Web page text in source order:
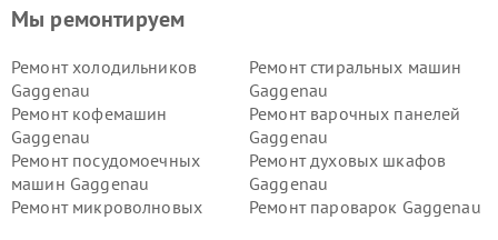
Мы ремонтируем
Ремонт холодильников
Gaggenau
Ремонт стиральных машин
Gaggenau
Ремонт кофемашин
Gaggenau
Ремонт варочных панелей
Gaggenau
Ремонт посудомоечных
машин Gaggenau
Ремонт духовых шкафов
Gaggenau
Ремонт микроволновых
Ремонт пароварок Gaggenau